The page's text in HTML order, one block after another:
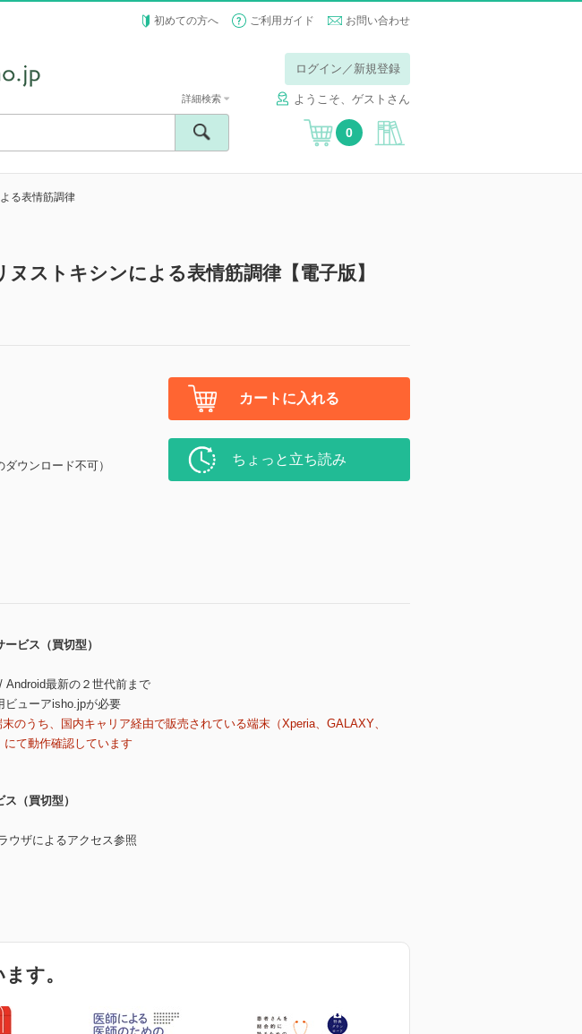
初めての方へ ご利用ガイド お問い合わせ
ログイン／新規登録
ようこそ、ゲストさん
詳細検索
0
る表情筋調律
ストキシンによる表情筋調律【電子版】
ウンロード不可）
カートに入れる
ちょっと立ち読み
ビス（買切型）
Android最新の２世代前まで
ューアisho.jpが必要
のうち、国内キャリア経由で販売されている端末（Xperia、GALAXY、
て動作確認しています
（買切型）
ウザによるアクセス参照
す。